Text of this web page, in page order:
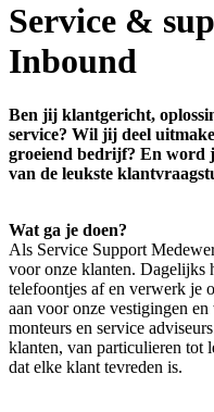
Service &
Inbound
Ben jij klantgericht,
service? Wil jij deel
groeiend bedrijf? En word
van de leukste
Wat ga je doen?
Als Service Support
voor onze klanten. Dagelijks
telefoontjes af en verwerk je
aan voor onze vestigingen
monteurs en service
klanten, van particulieren tot
dat elke klant tevreden is.